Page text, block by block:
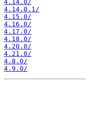
4.14.0/
4.14.0.1/
4.15.0/
4.16.0/
4.17.0/
4.18.0/
4.20.0/
4.21.0/
4.8.0/
4.9.0/